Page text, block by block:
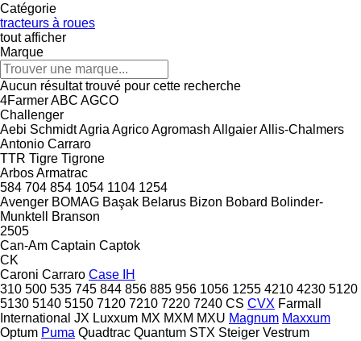
Catégorie
tracteurs à roues
tout afficher
Marque
Aucun résultat trouvé pour cette recherche
4FarmerABC AGCO
Challenger
Aebi SchmidtAgria AgricoAgromash AllgaierAllis-Chalmers
Antonio Carraro
TTR Tigre Tigrone
ArbosArmatrac
584 704 854 1054 1104 1254
Avenger BOMAG Başak Belarus Bizon Bobard Bolinder-
Munktell
Branson
2505
Can-Am Captain Captok
CK
Caroni Carraro Case IH
310 500 535 745 844 856 885 956 1056 1255 4210 4230 5120
5130 5140 5150 7120 7210 7220 7240 CS CVX Farmall
International JX Luxxum MX MXM MXU Magnum Maxxum
Optum Puma Quadtrac Quantum STX Steiger Vestrum